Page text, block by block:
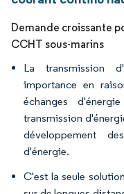
Demande croissante
CCHT sous-marins
La transmission
importance en
échanges
transmission
développement
d'énergie.
C'est la seule